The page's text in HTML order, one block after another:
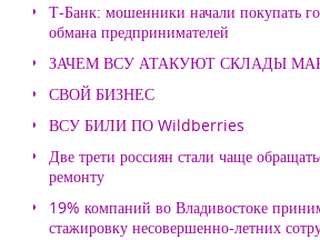
Т-Банк: мошенники начали покупать
обмана предпринимателей
ЗАЧЕМ ВСУ АТАКУЮТ СКЛАДЫ
СВОЙ БИЗНЕС
ВСУ БИЛИ ПО Wildberries
Две трети россиян стали чаще
ремонту
19% компаний во Владивостоке
стажировку несовершенно-летних